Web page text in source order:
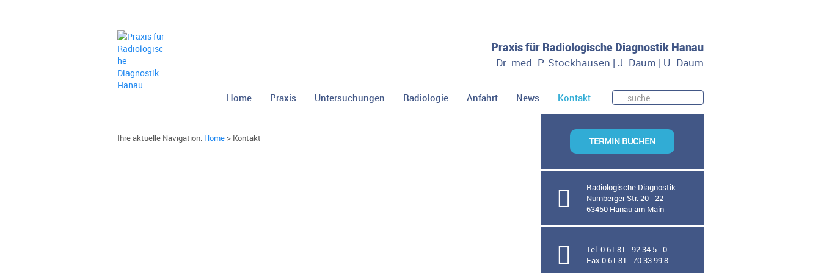
Praxis für Radiologische Diagnostik Hanau
Dr. med. P. Stockhausen | J. Daum | U. Daum
Home Praxis Untersuchungen Radiologie Anfahrt News Kontakt
Ihre aktuelle Navigation: Home > Kontakt TERMIN BUCHEN
Radiologische Diagnostik
Nürnberger Str. 20 - 22
63450 Hanau am Main
Tel. 0 61 81 - 92 34 5 - 0
Fax 0 61 81 - 70 33 99 8